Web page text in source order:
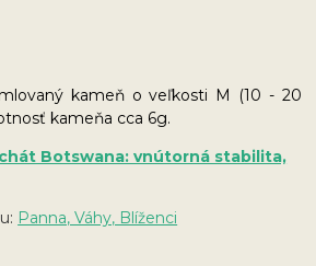
kameň o veľkosti M (10 - 20
kameňa cca 6g.
Botswana: vnútorná stabilita,
Panna, Váhy, Blíženci